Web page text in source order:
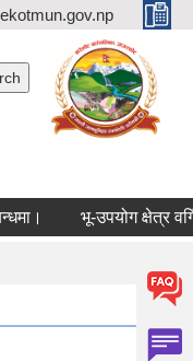
भू-उपयोग क्षेत्र